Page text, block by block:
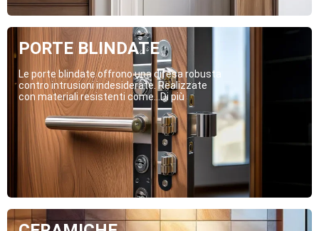
PORTE BLINDATE
Le porte blindate offrono una difesa robusta
contro intrusioni indesiderate. Realizzate
con materiali resistenti come...Di più